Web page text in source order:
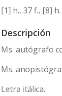
[1] h., 37 f., [8]
Descripción
Ms. autógrafo
Ms.
Letra itálica.